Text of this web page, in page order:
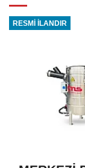
RESMİ İLANDIR